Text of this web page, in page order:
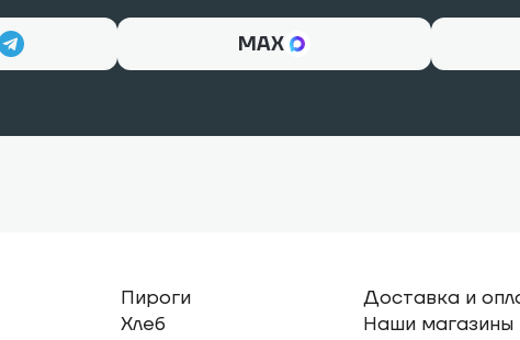
МАХ
Пироги
Хлеб
Доставка и
Наши магазины